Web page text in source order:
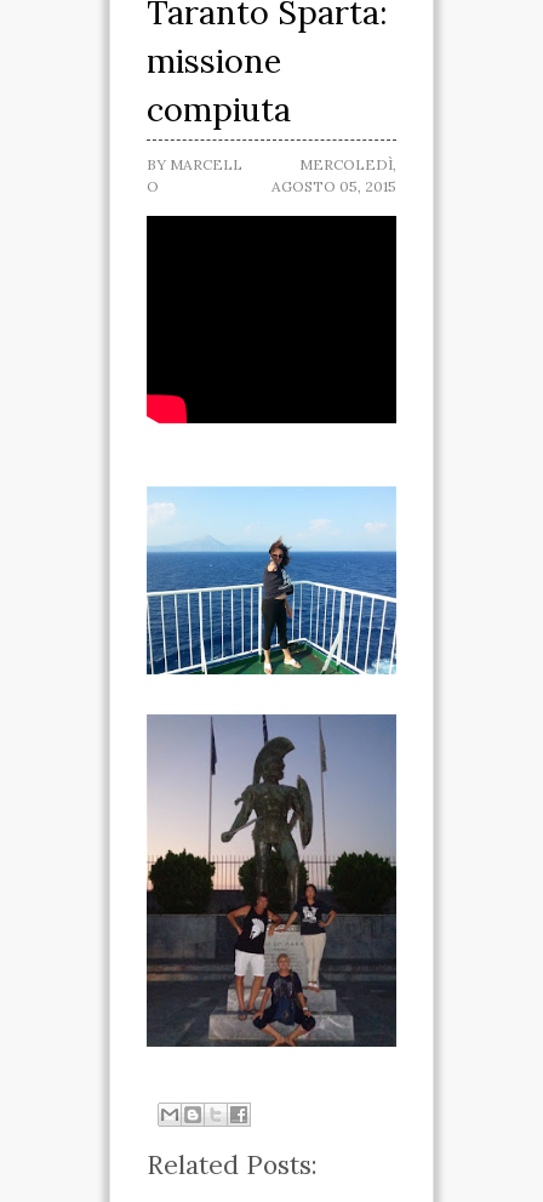
MUSEO IPOGEO
TARANTO SPARTANA
Taranto Sparta:
missione
compiuta
BY MARCELL
O
MERCOLEDÌ,
AGOSTO 05, 2015
Related Posts: